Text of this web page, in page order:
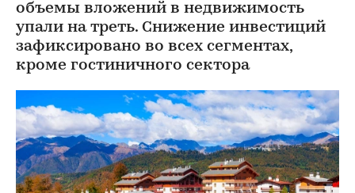
объемы вложений в недвижимость
упали на треть. Снижение инвестиций
зафиксировано во всех сегментах,
кроме гостиничного сектора